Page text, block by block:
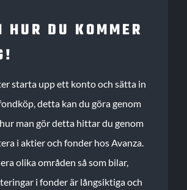
HUR DU KOMMER
starta upp ett konto och sätta in
detta kan du göra genom
man gör detta hittar du genom
i aktier och fonder hos Avanza.
olika områden så som bilar,
i fonder är långsiktiga och